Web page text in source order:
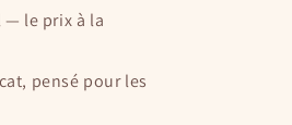
— le prix à la
pensé pour les